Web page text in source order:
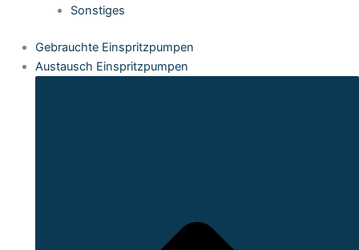
Sonstiges
Gebrauchte Einspritzpumpen
Austausch Einspritzpumpen